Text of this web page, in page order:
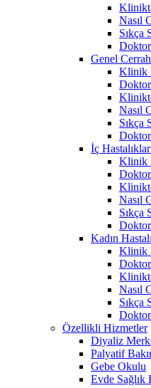
Nasıl
Sıkça
Genel
Klinik
Doktor
Nasıl
Sıkça
İç
Klinik
Doktor
Nasıl
Sıkça
Kadın
Klinik
Doktor
Nasıl
Sıkça
Özellikli Hizmetler
Diyaliz
Palyatif
Gebe Okulu
Evde Sağlık